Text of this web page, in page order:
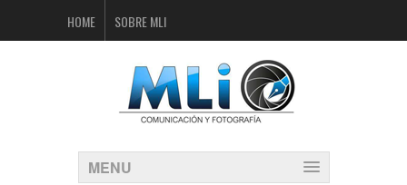
HOME SOBRE MLI
MENU